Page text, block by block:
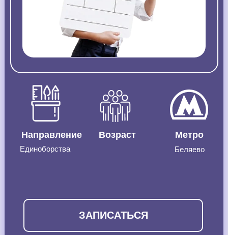
Направление
Единоборства
Возраст Метро
Беляево
ЗАПИСАТЬСЯ